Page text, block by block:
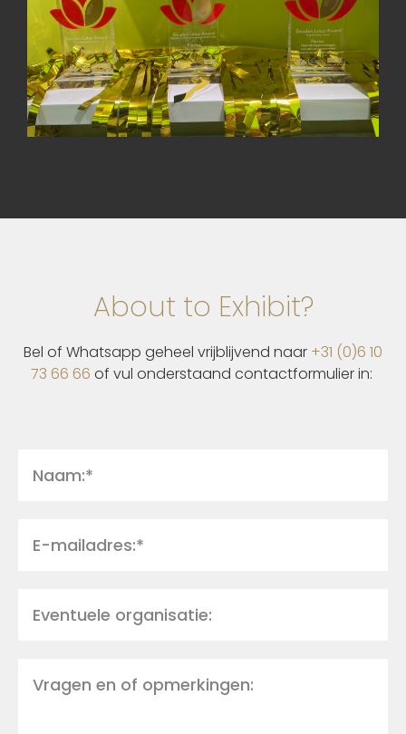
About to Exhibit?
Bel of Whatsapp geheel vrijblijvend naar +31 (0)6 10
73 66 66 of vul onderstaand contactformulier in: